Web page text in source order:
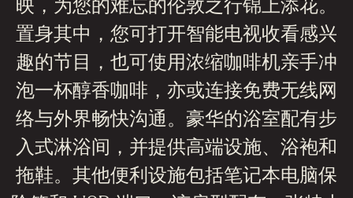
映，为您的难忘的伦敦之行锦上添花。
置身其中，您可打开智能电视收看感兴
趣的节目，也可使用浓缩咖啡机亲手冲
泡一杯醇香咖啡，亦或连接免费无线网
络与外界畅快沟通。豪华的浴室配有步
入式淋浴间，并提供高端设施、浴袍和
拖鞋。其他便利设施包括笔记本电脑保